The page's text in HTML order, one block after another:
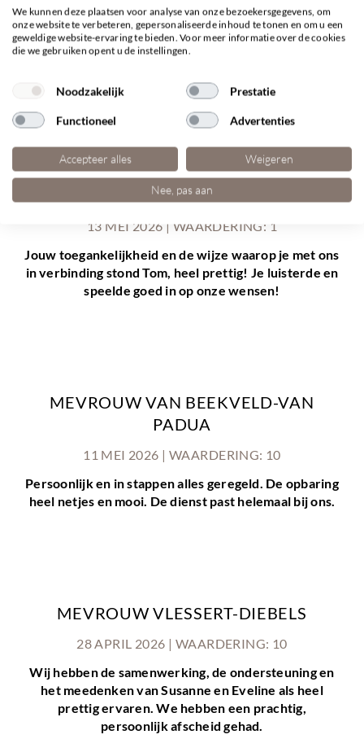
ANONIEM
15 MEI 2026 | WAARDERING: 8
aan huis komen.
HILDE VAN VENROOIJ
13 MEI 2026 | WAARDERING: 1
Jouw toegankelijkheid en de wijze waarop je met ons
in verbinding stond Tom, heel prettig! Je luisterde en
speelde goed in op onze wensen!
MEVROUW VAN BEEKVELD-VAN
PADUA
11 MEI 2026 | WAARDERING: 10
Persoonlijk en in stappen alles geregeld. De opbaring
heel netjes en mooi. De dienst past helemaal bij ons.
MEVROUW VLESSERT-DIEBELS
28 APRIL 2026 | WAARDERING: 10
Wij hebben de samenwerking, de ondersteuning en
het meedenken van Susanne en Eveline als heel
prettig ervaren. We hebben een prachtig,
persoonlijk afscheid gehad.
We kunnen deze plaatsen voor analyse van onze bezoekersgegevens, om
onze website te verbeteren, gepersonaliseerde inhoud te tonen en om u een
geweldige website-ervaring te bieden. Voor meer informatie over de cookies
die we gebruiken opent u de instellingen.
Noodzakelijk Prestatie
Functioneel Advertenties
Accepteer alles Weigeren
Nee, pas aan